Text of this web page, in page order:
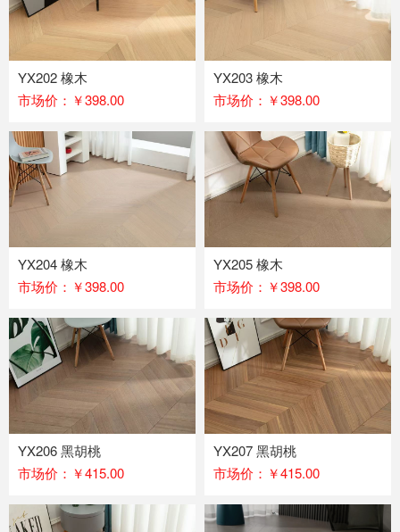
YX202 橡木
市场价：￥398.00
YX203 橡木
市场价：￥398.00
YX204 橡木
市场价：￥398.00
YX205 橡木
市场价：￥398.00
YX206 黑胡桃
市场价：￥415.00
YX207 黑胡桃
市场价：￥415.00